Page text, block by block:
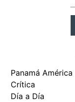
Panamá América
Crítica
Día a Día